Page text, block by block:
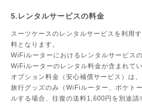
5.レンタルサービスの料金
スーツケースのレンタルサービスを利用
料となります。
WiFiルーターにおけるレンタルサービス
WiFiルーターのレンタル料金が含まれてい
オプション料金（安心補償サービス）は
旅行グッズのみ（WiFiルーター、ポケト
ルする場合、往復の送料1,600円を別途請